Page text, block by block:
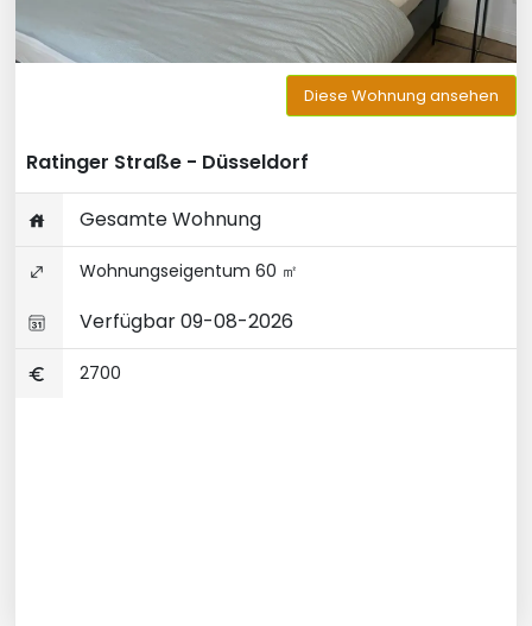
Diese Wohnung ansehen
Ratinger Straße - Düsseldorf
Gesamte Wohnung
Wohnungseigentum 60 ㎡
Verfügbar 09-08-2026
2700